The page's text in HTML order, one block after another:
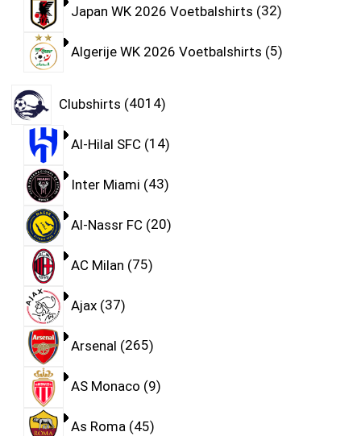
Japan WK 2026 Voetbalshirts 32
Algerije WK 2026 Voetbalshirts 5
Clubshirts 4014
Al-Hilal SFC 14
Inter Miami 43
Al-Nassr FC 20
AC Milan 75
Ajax 37
Arsenal 265
AS Monaco 9
As Roma 45